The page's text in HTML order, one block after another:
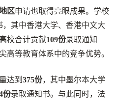
区申请也取得亮眼成果。学校
，其中香港大学、香港中文大
校合计贡献109份录取通知
高等教育体系中的竞争优势。
达到 375份，其中墨尔本大学
份录取通知书。与此同时，法